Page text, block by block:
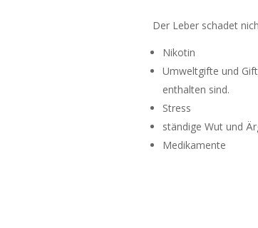
Der Leber schadet
Nikotin
Umweltgifte und
enthalten sind.
Stress
ständige Wut und
Medikamente